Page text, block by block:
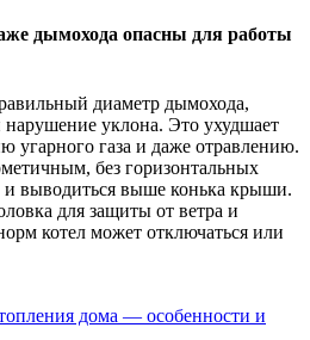
дымохода опасны для работы
диаметр дымохода,
нарушение уклона. Это ухудшает
угарного газа и даже отравлению.
без горизонтальных
и выводиться выше конька крыши.
для защиты от ветра и
котел может отключаться или
дома — особенности и